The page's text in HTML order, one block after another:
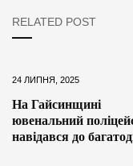
RELATED POST
24 ЛИПНЯ, 2025
На Гайсинщині
ювенальний
навідався до